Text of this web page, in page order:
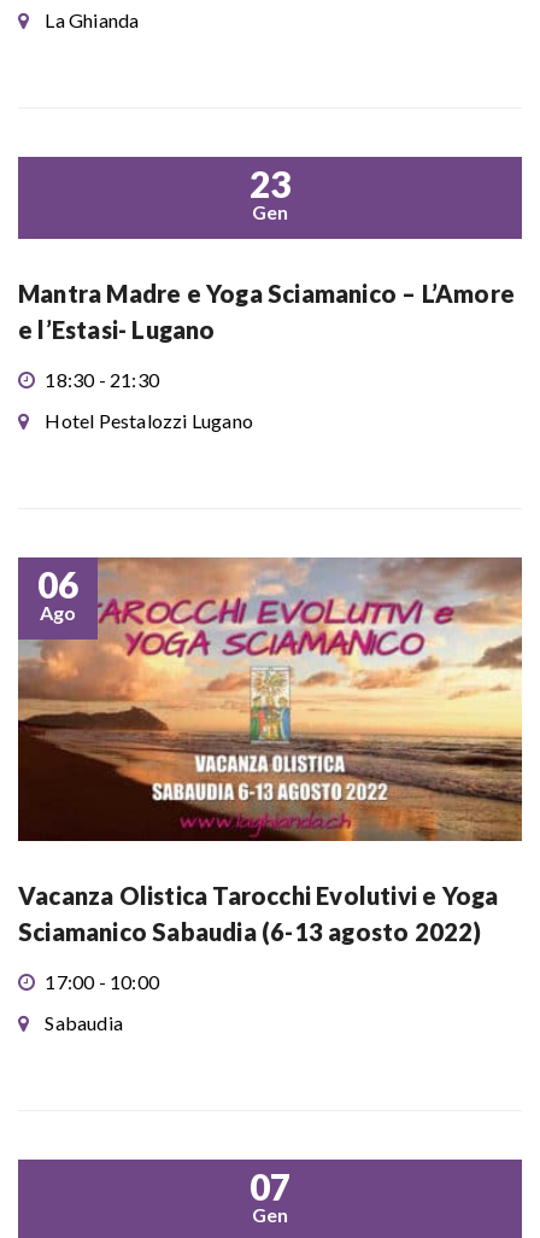
La Ghianda
23
Gen
Mantra Madre e Yoga Sciamanico – L’Amore
e l’Estasi- Lugano
18:30 - 21:30
Hotel Pestalozzi Lugano
06
Ago
Vacanza Olistica Tarocchi Evolutivi e Yoga
Sciamanico Sabaudia (6-13 agosto 2022)
17:00 - 10:00
Sabaudia
07
Gen